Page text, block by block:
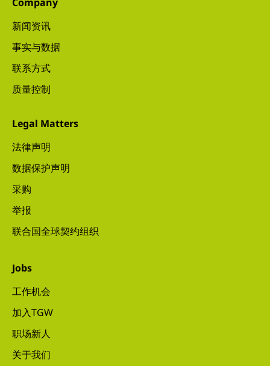
新闻资讯
事实与数据
联系方式
质量控制
Legal Matters
法律声明
数据保护声明
采购
举报
联合国全球契约组织
Jobs
工作机会
加入TGW
职场新人
关于我们